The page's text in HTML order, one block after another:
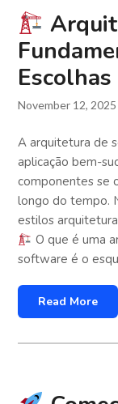
November 12, 2025
A arquitetura de
aplicação bem-
componentes se
longo do tempo.
estilos
O que é uma
software é o
Read More